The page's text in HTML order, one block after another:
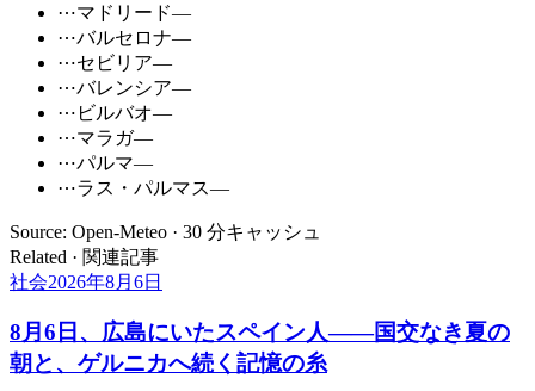
⋯マドリード—
⋯バルセロナ—
⋯セビリア—
⋯バレンシア—
⋯ ビルバオ—
⋯マラガ—
⋯パルマ—
⋯ラス・パルマス—
Source: Open-Meteo · 30 分キャッシュ
Related · 関連記事
社会2026年8月6日
8月6日、広島にいたスペイン人――国交なき夏の
朝と、ゲルニカへ続く記憶の糸